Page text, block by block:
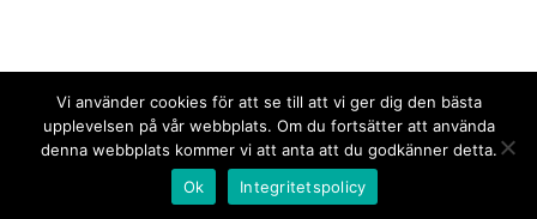
Vi använder cookies för att se till att vi ger dig den bästa
upplevelsen på vår webbplats. Om du fortsätter att använda
denna webbplats kommer vi att anta att du godkänner detta.
Ok
Integritetspolicy